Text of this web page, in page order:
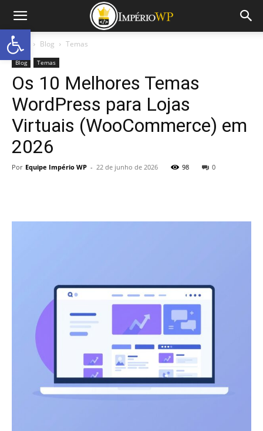
Início Blog Temas
Blog Temas
Os 10 Melhores Temas
WordPress para Lojas
Virtuais (WooCommerce) em
2026
Por Equipe Império WP - 22 de junho de 2026 98 0
Abrir a barra de ferramentas